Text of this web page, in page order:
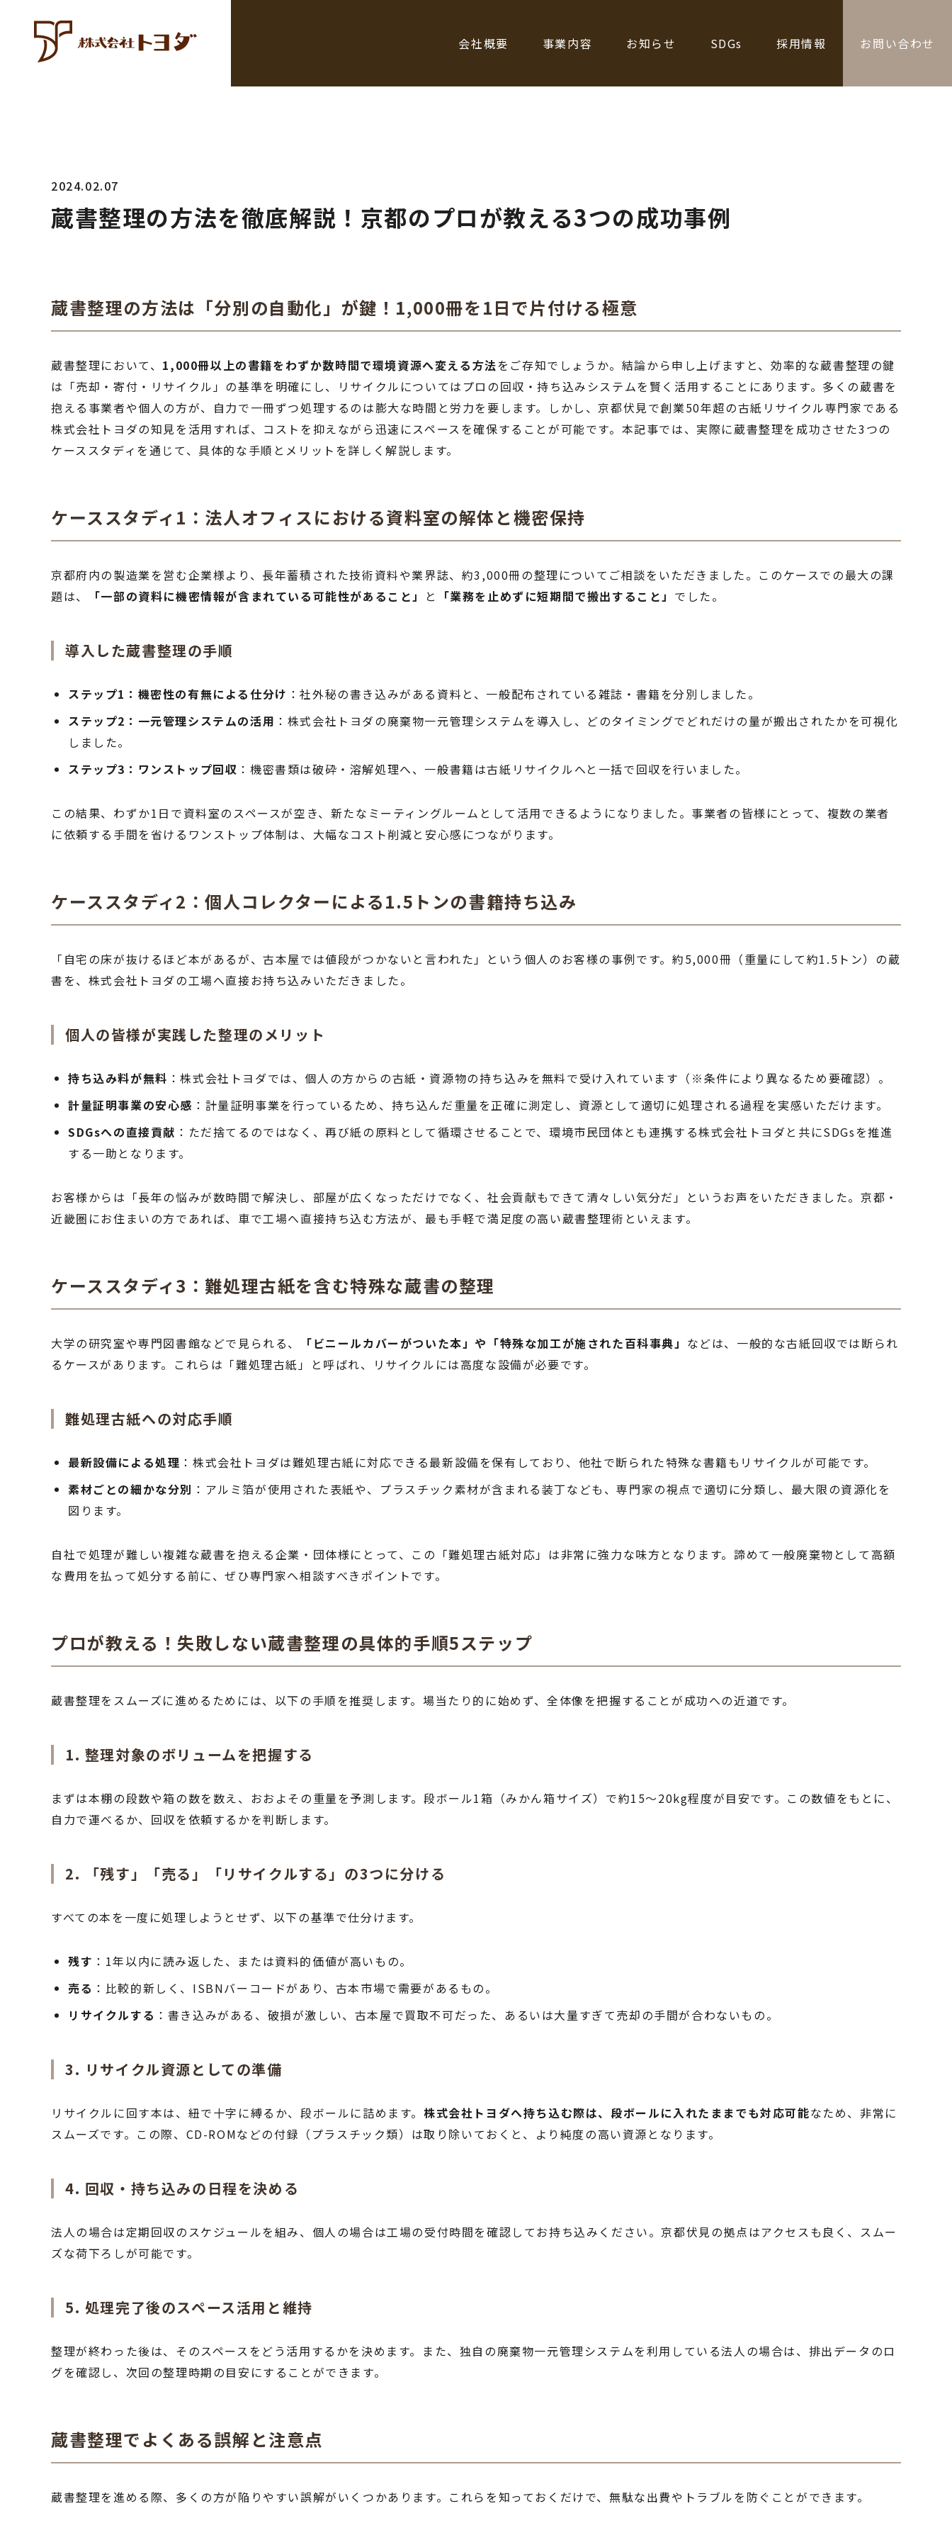
会社概要 事業内容 お知らせ SDGs 採用情報 お問い合わせ
2024.02.07
蔵書整理の方法を徹底解説！京都のプロが教える3つの成功事例
蔵書整理の方法は「分別の自動化」が鍵！1,000冊を1日で片付ける極意
蔵書整理において、 1,000冊以上の書籍をわずか数時間で環境資源へ変える方法をご存知でしょうか。結論から申し上げますと、効率的な蔵書整理の鍵
は「売却・寄付・リサイクル」の基準を明確にし、リサイクルについてはプロの回収・持ち込みシステムを賢く活用することにあります。多くの蔵書を
抱える事業者や個人の方が、自力で一冊ずつ処理するのは膨大な時間と労力を要します。しかし、京都伏見で創業50年超の古紙リサイクル専門家である
株式会社トヨダの知見を活用すれば、コストを抑えながら迅速にスペースを確保することが可能です。本記事では、実際に蔵書整理を成功させた3つの
ケーススタディを通じて、具体的な手順とメリットを詳しく解説します。
ケーススタディ1：法人オフィスにおける資料室の解体と機密保持
京都府内の製造業を営む企業様より、長年蓄積された技術資料や業界誌、約3,000冊の整理についてご相談をいただきました。このケースでの最大の課
題は、
「一部の資料に機密情報が含まれている可能性があること」 と 「業務を止めずに短期間で搬出すること」 でした。
導入した蔵書整理の手順
ステップ1：機密性の有無による仕分け ：社外秘の書き込みがある資料と、一般配布されている雑誌・書籍を分別しました。
ステップ2：一元管理システムの活用 ：株式会社トヨダの廃棄物一元管理システムを導入し、どのタイミングでどれだけの量が搬出されたかを可視化
しました。
ステップ3：ワンストップ回収 ：機密書類は破砕・溶解処理へ、一般書籍は古紙リサイクルへと一括で回収を行いました。
この結果、わずか1日で資料室のスペースが空き、新たなミーティングルームとして活用できるようになりました。事業者の皆様にとって、複数の業者
に依頼する手間を省けるワンストップ体制は、大幅なコスト削減と安心感につながります。
ケーススタディ2：個人コレクターによる1.5トンの書籍持ち込み
「自宅の床が抜けるほど本があるが、古本屋では値段がつかないと言われた」という個人のお客様の事例です。約5,000冊（重量にして約1.5トン）の蔵
書を、株式会社トヨダの工場へ直接お持ち込みいただきました。
個人の皆様が実践した整理のメリット
持ち込み料が無料 ：株式会社トヨダでは、個人の方からの古紙・資源物の持ち込みを無料で受け入れています（※条件により異なるため要確認）。
計量証明事業の安心感 ：計量証明事業を行っているため、持ち込んだ重量を正確に測定し、資源として適切に処理される過程を実感いただけます。
SDGsへの直接貢献 ：ただ捨てるのではなく、再び紙の原料として循環させることで、環境市民団体とも連携する株式会社トヨダと共にSDGsを推進
する一助となります。
お客様からは「長年の悩みが数時間で解決し、部屋が広くなっただけでなく、社会貢献もできて清々しい気分だ」というお声をいただきました。京都・
近畿圏にお住まいの方であれば、車で工場へ直接持ち込む方法が、最も手軽で満足度の高い蔵書整理術といえます。
ケーススタディ3：難処理古紙を含む特殊な蔵書の整理
大学の研究室や専門図書館などで見られる、 「ビニールカバーがついた本」や「特殊な加工が施された百科事典」 などは、一般的な古紙回収では断られ
るケースがあります。これらは「難処理古紙」と呼ばれ、リサイクルには高度な設備が必要です。
難処理古紙への対応手順
最新設備による処理 ：株式会社トヨダは難処理古紙に対応できる最新設備を保有しており、他社で断られた特殊な書籍もリサイクルが可能です。
素材ごとの細かな分別 ：アルミ箔が使用された表紙や、プラスチック素材が含まれる装丁なども、専門家の視点で適切に分類し、最大限の資源化を
図ります。
自社で処理が難しい複雑な蔵書を抱える企業・団体様にとって、この「難処理古紙対応」は非常に強力な味方となります。諦めて一般廃棄物として高額
な費用を払って処分する前に、ぜひ専門家へ相談すべきポイントです。
プロが教える！失敗しない蔵書整理の具体的手順5ステップ
蔵書整理をスムーズに進めるためには、以下の手順を推奨します。場当たり的に始めず、全体像を把握することが成功への近道です。
1. 整理対象のボリュームを把握する
まずは本棚の段数や箱の数を数え、おおよその重量を予測します。段ボール1箱（みかん箱サイズ）で約15〜20kg程度が目安です。この数値をもとに、
自力で運べるか、回収を依頼するかを判断します。
2. 「残す」「売る」「リサイクルする」の3つに分ける
すべての本を一度に処理しようとせず、以下の基準で仕分けます。
残す ：1年以内に読み返した、または資料的価値が高いもの。
売る ：比較的新しく、ISBNバーコードがあり、古本市場で需要があるもの。
リサイクルする ：書き込みがある、破損が激しい、古本屋で買取不可だった、あるいは大量すぎて売却の手間が合わないもの。
3. リサイクル資源としての準備
リサイクルに回す本は、紐で十字に縛るか、段ボールに詰めます。株式会社トヨダへ持ち込む際は、段ボールに入れたままでも対応可能なため、非常に
スムーズです。この際、CD-ROMなどの付録（プラスチック類）は取り除いておくと、より純度の高い資源となります。
4. 回収・持ち込みの日程を決める
法人の場合は定期回収のスケジュールを組み、個人の場合は工場の受付時間を確認してお持ち込みください。京都伏見の拠点はアクセスも良く、スムー
ズな荷下ろしが可能です。
5. 処理完了後のスペース活用と維持
整理が終わった後は、そのスペースをどう活用するかを決めます。また、独自の廃棄物一元管理システムを利用している法人の場合は、排出データのロ
グを確認し、次回の整理時期の目安にすることができます。
蔵書整理でよくある誤解と注意点
蔵書整理を進める際、多くの方が陥りやすい誤解がいくつかあります。これらを知っておくだけで、無駄な出費やトラブルを防ぐことができます。